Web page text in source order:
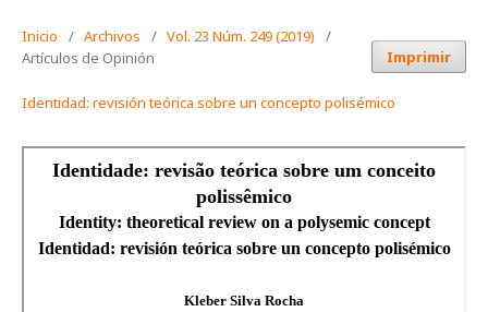
Inicio / Archivos / Vol. 23 Núm. 249 (2019)
/
Artículos de Opinión
Imprimir
Identidad: revisión teórica sobre un concepto polisémico